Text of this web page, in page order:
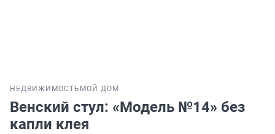
НЕДВИЖИМОСТЬ МОЙ ДОМ
Венский стул: «Модель №14» без
капли клея